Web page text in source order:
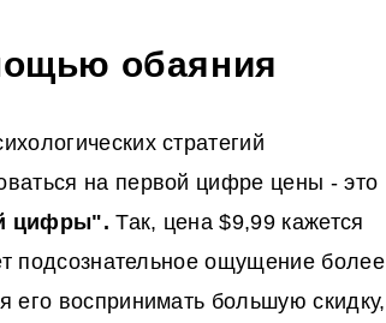
обаяния
стратегий
на первой цифре цены - это
цифры". Так, цена $9,99 кажется
подсознательное ощущение более
его воспринимать большую скидку,